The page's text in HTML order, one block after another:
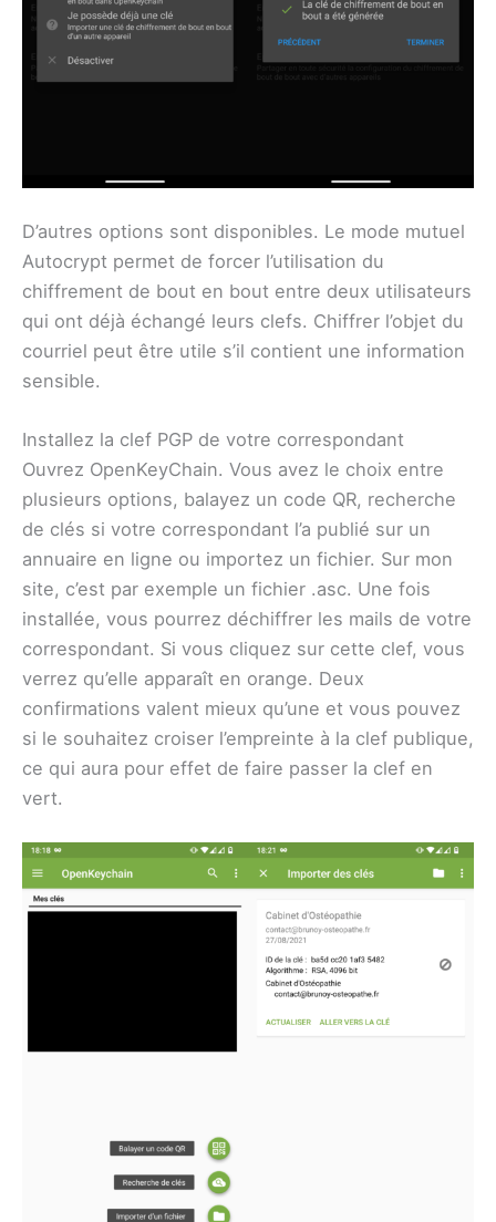
D’autres options sont disponibles. Le mode mutuel
Autocrypt permet de forcer l’utilisation du
chiffrement de bout en bout entre deux utilisateurs
qui ont déjà échangé leurs clefs. Chiffrer l’objet du
courriel peut être utile s’il contient une information
sensible.
Installez la clef PGP de votre correspondant
Ouvrez OpenKeyChain. Vous avez le choix entre
plusieurs options, balayez un code QR, recherche
de clés si votre correspondant l’a publié sur un
annuaire en ligne ou importez un fichier. Sur mon
site, c’est par exemple un fichier .asc. Une fois
installée, vous pourrez déchiffrer les mails de votre
correspondant. Si vous cliquez sur cette clef, vous
verrez qu’elle apparaît en orange. Deux
confirmations valent mieux qu’une et vous pouvez
si le souhaitez croiser l’empreinte à la clef publique,
ce qui aura pour effet de faire passer la clef en
vert.